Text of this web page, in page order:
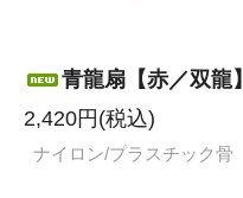
青龍扇【赤／双龍】
2,420円(税込)
ナイロン/プラスチック骨